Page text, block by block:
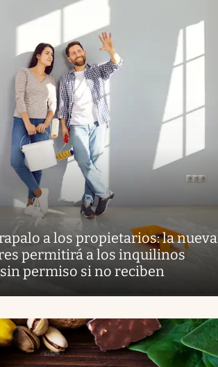
a los propietarios: la nueva
permitirá a los inquilinos
permiso si no reciben